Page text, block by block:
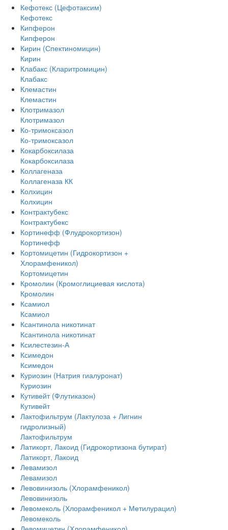
Кефотекс (Цефотаксим)
Кефотекс
Кипферон
Кипферон
Кирин (Спектиномицин)
Кирин
Клабакс (Кларитромицин)
Клабакс
Клемастин
Клемастин
Клотримазол
Клотримазол
Ко-тримоксазол
Ко-тримоксазол
Кокарбоксилаза
Кокарбоксилаза
Коллагеназа
Коллагеназа КК
Колхицин
Колхицин
Контрактубекс
Контрактубекс
Кортинефф (Флудрокортизон)
Кортинефф
Кортомицетин (Гидрокортизон +
Хлорамфеникол)
Кортомицетин
Кромолин (Кромоглициевая кислота)
Кромолин
Ксамиол
Ксамиол
Ксантинола никотинат
Ксантинола никотинат
Ксилестезин-А
Ксимедон
Ксимедон
Куриозин (Натрия гиалуронат)
Куриозин
Кутивейт (Флутиказон)
Кутивейт
Лактофильтрум (Лактулоза + Лигнин
гидролизный)
Лактофильтрум
Латикорт, Лакоид (Гидрокортизона бутират)
Латикорт, Лакоид
Левамизол
Левамизол
Левовинизоль (Хлорамфеникол)
Левовинизоль
Левомеколь (Хлорамфеникол + Метилурацил)
Левомеколь